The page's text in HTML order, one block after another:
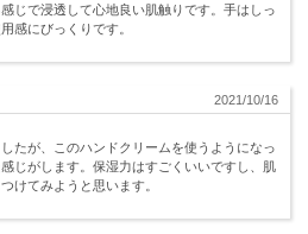
じで浸透して心地良い肌触りです。手はしっ
感にびっくりです。
2021/10/16
たが、このハンドクリームを使うようになっ
じがします。保湿力はすごくいいですし、肌
けてみようと思います。